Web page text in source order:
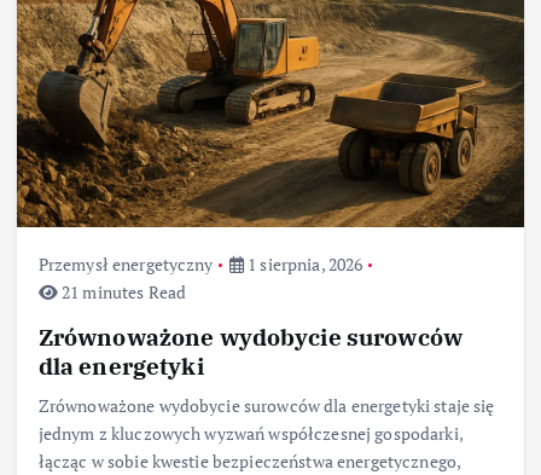
Przemysł energetyczny
1 sierpnia, 2026
21 minutes Read
Zrównoważone wydobycie surowców
dla energetyki
Zrównoważone wydobycie surowców dla energetyki staje się
jednym z kluczowych wyzwań współczesnej gospodarki,
łącząc w sobie kwestie bezpieczeństwa energetycznego,